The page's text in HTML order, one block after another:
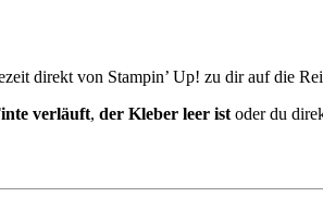
direkt von Stampin’ Up! zu dir auf die
verläuft, der Kleber leer ist oder du